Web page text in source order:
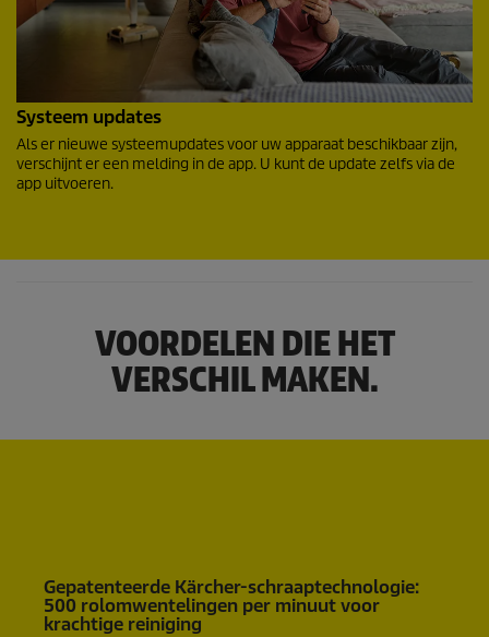
Systeem updates
Als er nieuwe systeemupdates voor uw apparaat beschikbaar zijn,
verschijnt er een melding in de app. U kunt de update zelfs via de
app uitvoeren.
VOORDELEN DIE HET
VERSCHIL MAKEN.
Gepatenteerde Kärcher-schraaptechnologie:
500 rolomwentelingen per minuut voor
krachtige reiniging